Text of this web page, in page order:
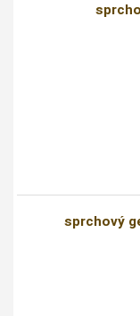
sprchový